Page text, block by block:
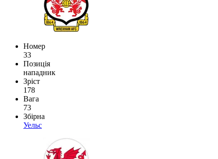
Номер
33
Позиція
нападник
Зріст
178
Вага
73
Збірна
Уельс